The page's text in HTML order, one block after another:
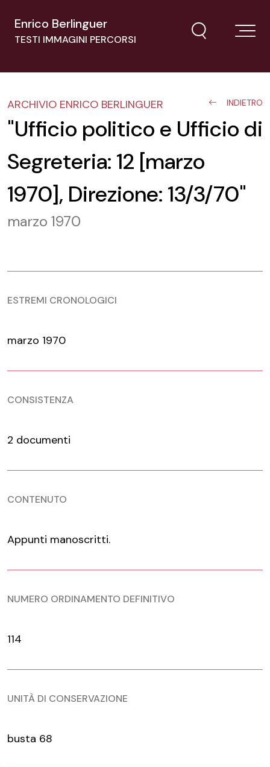
Enrico Berlinguer
TESTI IMMAGINI PERCORSI
ARCHIVIO ENRICO BERLINGUER INDIETRO
"Ufficio politico e Ufficio di
Segreteria: 12 [marzo
1970], Direzione: 13/3/70"
marzo 1970
ESTREMI CRONOLOGICI
marzo 1970
CONSISTENZA
2 documenti
CONTENUTO
Appunti manoscritti.
NUMERO ORDINAMENTO DEFINITIVO
114
UNITÀ DI CONSERVAZIONE
busta 68